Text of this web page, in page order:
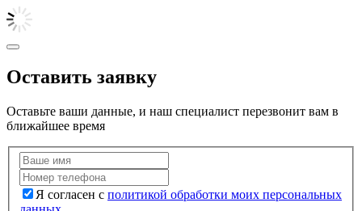
Оставить заявку
Оставьте ваши данные, и наш специалист перезвонит вам в
ближайшее время
Я согласен с политикой обработки моих персональных